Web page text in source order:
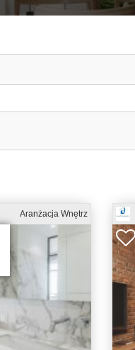
Aranżacja Wnętrz